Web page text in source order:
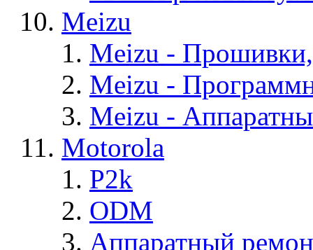
Meizu
Meizu -
Meizu -
Meizu -
Motorola
P2k
ODM
Аппаратный